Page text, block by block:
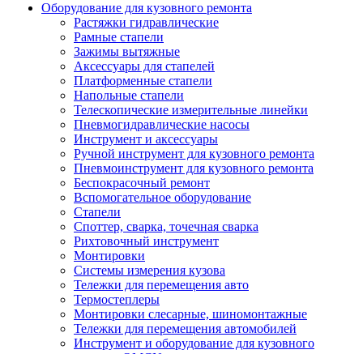
Оборудование для кузовного ремонта
Растяжки гидравлические
Рамные стапели
Зажимы вытяжные
Аксессуары для стапелей
Платформенные стапели
Напольные стапели
Телескопические измерительные линейки
Пневмогидравлические насосы
Инструмент и аксессуары
Ручной инструмент для кузовного ремонта
Пневмоинструмент для кузовного ремонта
Беспокрасочный ремонт
Вспомогательное оборудование
Стапели
Споттер, сварка, точечная сварка
Рихтовочный инструмент
Монтировки
Системы измерения кузова
Тележки для перемещения авто
Термостеплеры
Монтировки слесарные, шиномонтажные
Тележки для перемещения автомобилей
Инструмент и оборудование для кузовного